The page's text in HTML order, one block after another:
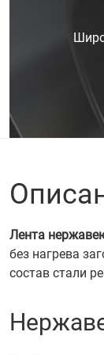
Лента
без нагрева
состав стали